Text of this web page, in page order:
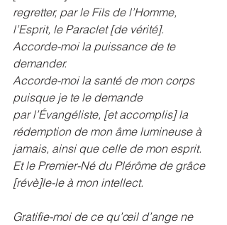
regretter, par le Fils de l’Homme,
l’Esprit, le Paraclet [de vérité].
Accorde-moi la puissance de te
demander.
Accorde-moi la santé de mon corps
puisque je te le demande
par l’Évangéliste, [et accomplis] la
rédemption de mon âme lumineuse à
jamais, ainsi que celle de mon esprit.
Et le Premier-Né du Plérôme de grâce
[révè]le-le à mon intellect.
Gratifie-moi de ce qu’œil d’ange ne